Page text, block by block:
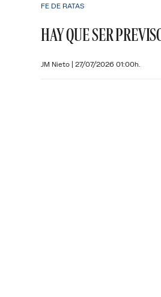
FE DE RATAS
HAY QUE SER
JM Nieto | 27/07/2026 01:00h.